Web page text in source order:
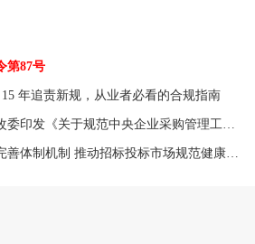
第87号
年追责新规，从业者必看的合规指南